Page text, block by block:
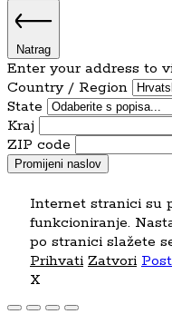
Natrag
Enter your address to
Country / Region
State
Kraj
ZIP code
Promijeni naslov
Internet stranici su
funkcioniranje.
po stranici slažete
Prihvati Zatvori
X